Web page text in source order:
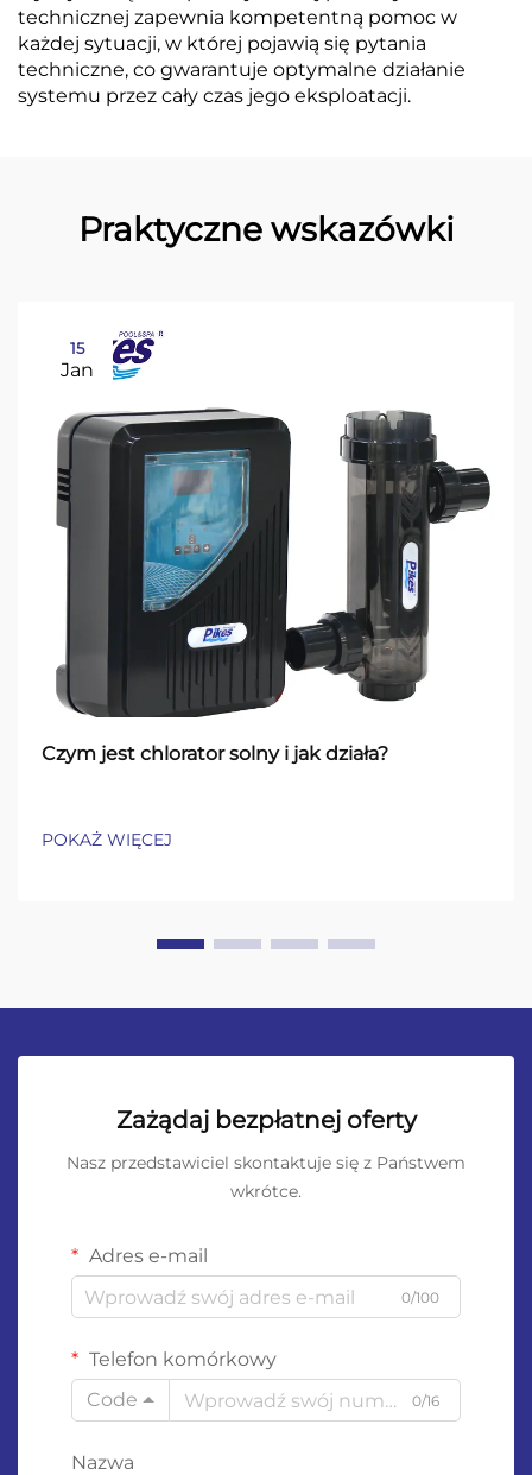
technicznej zapewnia kompetentną pomoc w
każdej sytuacji, w której pojawią się pytania
techniczne, co gwarantuje optymalne działanie
systemu przez cały czas jego eksploatacji.
Praktyczne wskazówki
15
Jan
Czym jest chlorator solny i jak działa?
POKAŻ WIĘCEJ
Zażądaj bezpłatnej oferty
Nasz przedstawiciel skontaktuje się z Państwem
wkrótce.
Adres e-mail
0/100
Telefon komórkowy
Code
0/16
Nazwa